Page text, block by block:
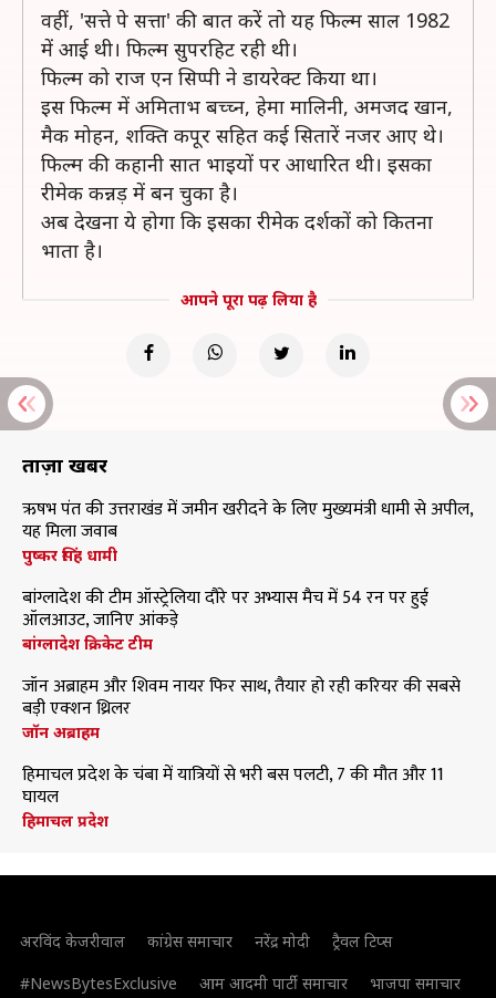
वहीं, 'सत्ते पे सत्ता' की बात करें तो यह फिल्म साल 1982
में आई थी। फिल्म सुपरहिट रही थी।
फिल्म को राज एन सिप्पी ने डायरेक्ट किया था।
इस फिल्म में अमिताभ बच्च्न, हेमा मालिनी, अमजद खान,
मैक मोहन, शक्ति कपूर सहित कई सितारें नजर आए थे।
फिल्म की कहानी सात भाइयों पर आधारित थी। इसका
रीमेक कन्नड़ में बन चुका है।
अब देखना ये होगा कि इसका रीमेक दर्शकों को कितना
भाता है।
आपने पूरा पढ़ लिया है
ताज़ा खबरें
ऋषभ पंत की उत्तराखंड में जमीन खरीदने के लिए मुख्यमंत्री धामी से अपील,
यह मिला जवाब
पुष्कर सिंह धामी
बांग्लादेश की टीम ऑस्ट्रेलिया दौरे पर अभ्यास मैच में 54 रन पर हुई
ऑलआउट, जानिए आंकड़े
बांग्लादेश क्रिकेट टीम
जॉन अब्राहम और शिवम नायर फिर साथ, तैयार हो रही करियर की सबसे
बड़ी एक्शन थ्रिलर
जॉन अब्राहम
हिमाचल प्रदेश के चंबा में यात्रियों से भरी बस पलटी, 7 की मौत और 11
घायल
हिमाचल प्रदेश
अरविंद केजरीवाल कांग्रेस समाचार नरेंद्र मोदी
ट्रैवल टिप्स
#NewsBytesExclusive
आम आदमी पार्टी समाचार भाजपा समाचार